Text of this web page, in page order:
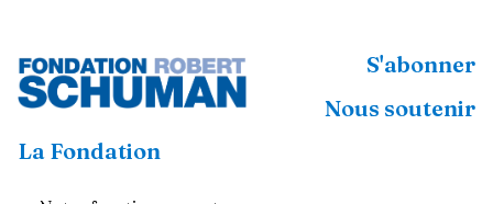
S'abonner
Nous soutenir
La Fondation